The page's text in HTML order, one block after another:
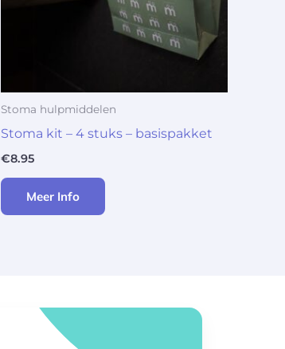
Stoma hulpmiddelen
Stoma kit – 4 stuks – basispakket
€8.95
Meer Info